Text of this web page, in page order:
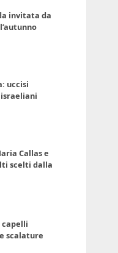
invitata da
uccisi
Callas e
scelti dalla
scalature